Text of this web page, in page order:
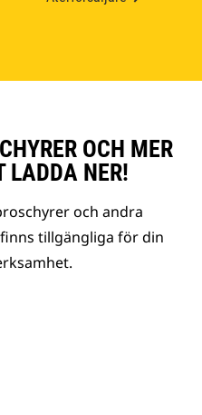
OCH MER
LADDA NER!
och andra
tillgängliga för din